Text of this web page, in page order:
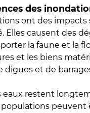
des
ont des
Elles causent des
la faune et la
et les biens
digues et de
eaux restent
populations peuvent